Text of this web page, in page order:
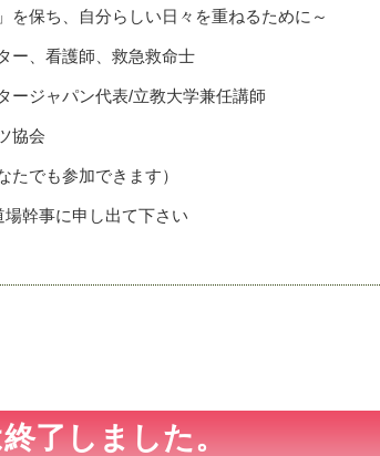
ち、自分らしい日々を重ねるために～
、看護師、救急救命士
ン代表/立教大学兼任講師
協会
でも参加できます）
幹事に申し出て下さい
了しました。